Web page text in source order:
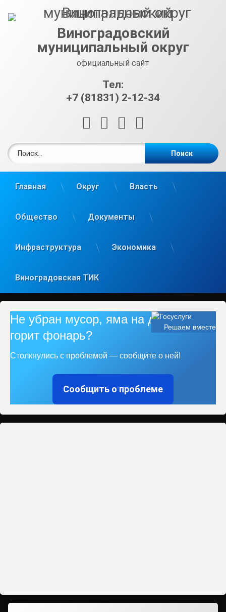
Виноградовский
муниципальный округ
официальный сайт
Тел:
+7 (81831) 2-12-34
RSS E-mailВКонтакте
Главная Округ Власть
Общество Документы
Инфраструктура Экономика
Виноградовская ТИК
Решаем вместе
Не убран мусор, яма на дороге, не
горит фонарь?
Столкнулись с проблемой — сообщите о ней!
Сообщить о проблеме